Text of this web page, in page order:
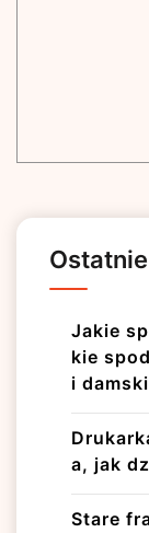
Jakie
kie
i
a, jak
Stare